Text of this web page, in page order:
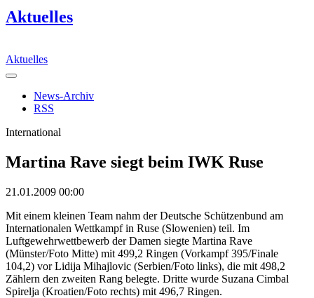
Aktuelles
Aktuelles
News-Archiv
RSS
International
Martina Rave siegt beim IWK Ruse
21.01.2009 00:00
Mit einem kleinen Team nahm der Deutsche Schützenbund am
Internationalen Wettkampf in Ruse (Slowenien) teil. Im
Luftgewehrwettbewerb der Damen siegte Martina Rave
(Münster/Foto Mitte) mit 499,2 Ringen (Vorkampf 395/Finale
104,2) vor Lidija Mihajlovic (Serbien/Foto links), die mit 498,2
Zählern den zweiten Rang belegte. Dritte wurde Suzana Cimbal
Spirelja (Kroatien/Foto rechts) mit 496,7 Ringen.